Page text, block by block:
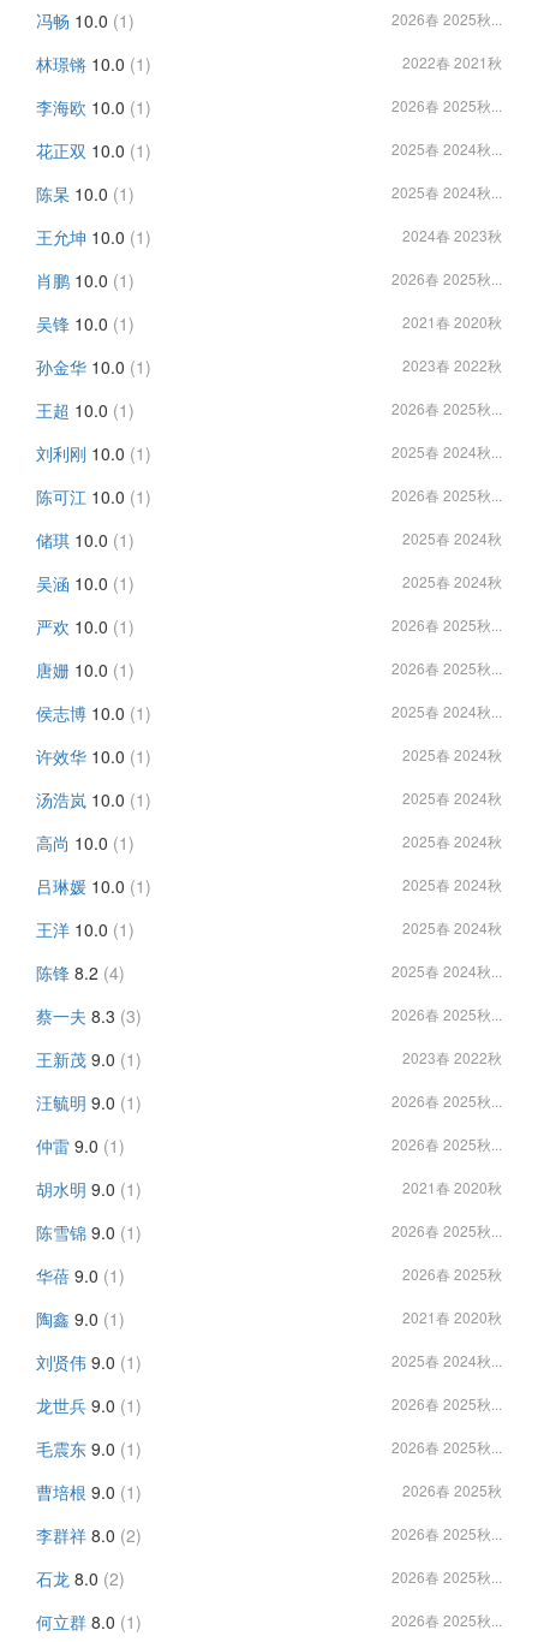
冯畅 10.0 (1) 2026春 2025秋...
林璟锵 10.0 (1) 2022春 2021秋
李海欧 10.0 (1) 2026春 2025秋...
花正双 10.0 (1) 2025春 2024秋...
陈杲 10.0 (1) 2025春 2024秋...
王允坤 10.0 (1) 2024春 2023秋
肖鹏 10.0 (1) 2026春 2025秋...
吴锋 10.0 (1) 2021春 2020秋
孙金华 10.0 (1) 2023春 2022秋
王超 10.0 (1) 2026春 2025秋...
刘利刚 10.0 (1) 2025春 2024秋...
陈可江 10.0 (1) 2026春 2025秋...
储琪 10.0 (1) 2025春 2024秋
吴涵 10.0 (1) 2025春 2024秋
严欢 10.0 (1) 2026春 2025秋...
唐姗 10.0 (1) 2026春 2025秋...
侯志博 10.0 (1) 2025春 2024秋...
许效华 10.0 (1) 2025春 2024秋
汤浩岚 10.0 (1) 2025春 2024秋
高尚 10.0 (1) 2025春 2024秋
吕琳媛 10.0 (1) 2025春 2024秋
王洋 10.0 (1) 2025春 2024秋
陈锋 8.2 (4) 2025春 2024秋...
蔡一夫 8.3 (3) 2026春 2025秋...
王新茂 9.0 (1) 2023春 2022秋
汪毓明 9.0 (1) 2026春 2025秋...
仲雷 9.0 (1) 2026春 2025秋...
胡水明 9.0 (1) 2021春 2020秋
陈雪锦 9.0 (1) 2026春 2025秋...
华蓓 9.0 (1) 2026春 2025秋
陶鑫 9.0 (1) 2021春 2020秋
刘贤伟 9.0 (1) 2025春 2024秋...
龙世兵 9.0 (1) 2026春 2025秋...
毛震东 9.0 (1) 2026春 2025秋...
曹培根 9.0 (1) 2026春 2025秋
李群祥 8.0 (2) 2026春 2025秋...
石龙 8.0 (2) 2026春 2025秋...
何立群 8.0 (1) 2026春 2025秋...